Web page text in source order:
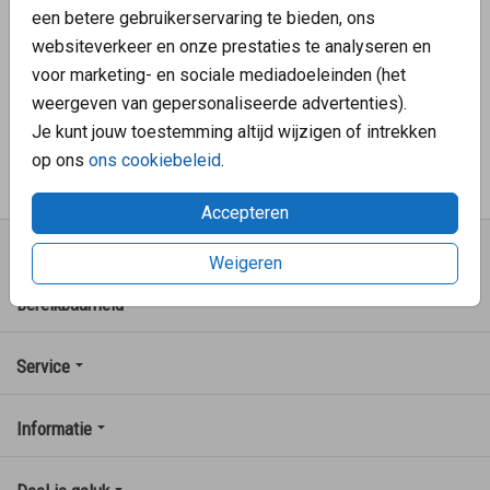
een betere gebruikerservaring te bieden, ons
websiteverkeer en onze prestaties te analyseren en
voor marketing- en sociale mediadoeleinden (het
weergeven van gepersonaliseerde advertenties).
Je kunt jouw toestemming altijd wijzigen of intrekken
op ons ons cookiebeleid.
Accepteren
Weigeren
We streven naar ★★★★★.
Klantenservice: 078 - 620 10 29
Op werkdagen van 09:00 tot 17:00 uur
Mailen mag ook: verkoop@familycards.nl
FamilyCards
Bereikbaarheid
Service
Informatie